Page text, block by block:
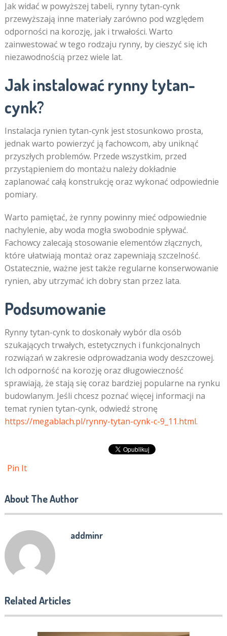
Jak widać w powyższej tabeli, rynny tytan-cynk
przewyższają inne materiały zarówno pod względem
odporności na korozję, jak i trwałości. Warto
zainwestować w tego rodzaju rynny, by cieszyć się ich
niezawodnością przez wiele lat.
Jak instalować rynny tytan-
cynk?
Instalacja rynien tytan-cynk jest stosunkowo prosta,
jednak warto powierzyć ją fachowcom, aby uniknąć
przyszłych problemów. Przede wszystkim, przed
przystąpieniem do montażu należy dokładnie
zaplanować całą konstrukcję oraz wykonać odpowiednie
pomiary.
Warto pamiętać, że rynny powinny mieć odpowiednie
nachylenie, aby woda mogła swobodnie spływać.
Fachowcy zalecają stosowanie elementów złącznych,
które ułatwiają montaż oraz zapewniają szczelność.
Ostatecznie, ważne jest także regularne konserwowanie
rynien, aby utrzymać ich dobry stan przez lata.
Podsumowanie
Rynny tytan-cynk to doskonały wybór dla osób
szukających trwałych, estetycznych i funkcjonalnych
rozwiązań w zakresie odprowadzania wody deszczowej.
Ich odporność na korozję oraz długowieczność
sprawiają, że stają się coraz bardziej popularne na rynku
budowlanym. Jeśli chcesz poznać więcej informacji na
temat rynien tytan-cynk, odwiedź stronę
https://megablach.pl/rynny-tytan-cynk-c-9_11.html.
Pin It
About The Author
addminr
Related Articles